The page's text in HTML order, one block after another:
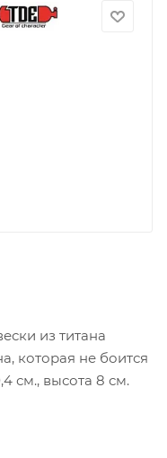
из титана
которая не боится
см., высота 8 см.